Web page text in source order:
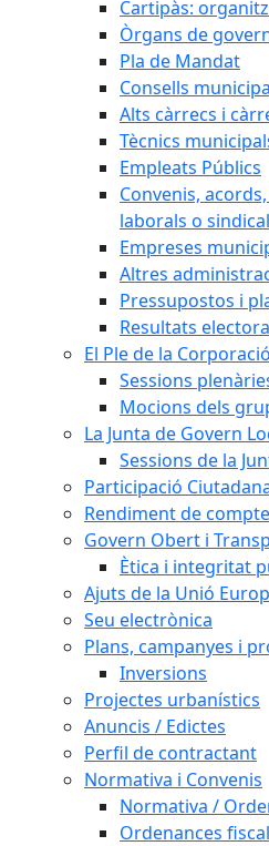
Cartipàs:
Òrgans de
Pla de Mandat
Consells
Alts càrrecs i
Tècnics
Empleats Públics
Convenis,
laborals o
Empreses
Altres
Pressupostos i
Resultats
El Ple de la Corporació
Sessions
Mocions dels
La Junta de Govern
Sessions de la
Participació
Rendiment de
Govern Obert i
Ètica i integritat
Ajuts de la Unió
Seu electrònica
Plans, campanyes i
Inversions
Projectes urbanístics
Anuncis / Edictes
Perfil de contractant
Normativa i Convenis
Normativa /
Ordenances